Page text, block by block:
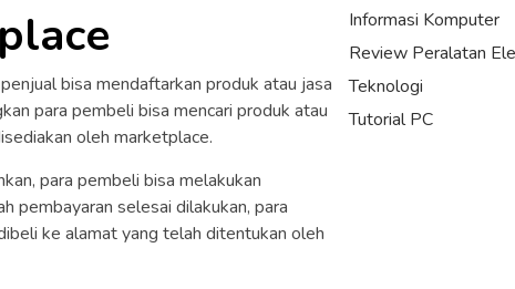
bisa mendaftarkan produk atau jasa
para pembeli bisa mencari produk atau
oleh marketplace.
para pembeli bisa melakukan
pembayaran selesai dilakukan, para
ke alamat yang telah ditentukan oleh
Informasi Komputer
Review Peralatan
Teknologi
Tutorial PC